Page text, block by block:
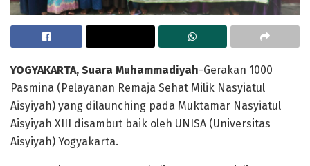
YOGYAKARTA, Suara Muhammadiyah-Gerakan 1000
Pasmina (Pelayanan Remaja Sehat Milik Nasyiatul
Aisyiyah) yang dilaunching pada Muktamar Nasyiatul
Aisyiyah XIII disambut baik oleh UNISA (Universitas
Aisyiyah) Yogyakarta.